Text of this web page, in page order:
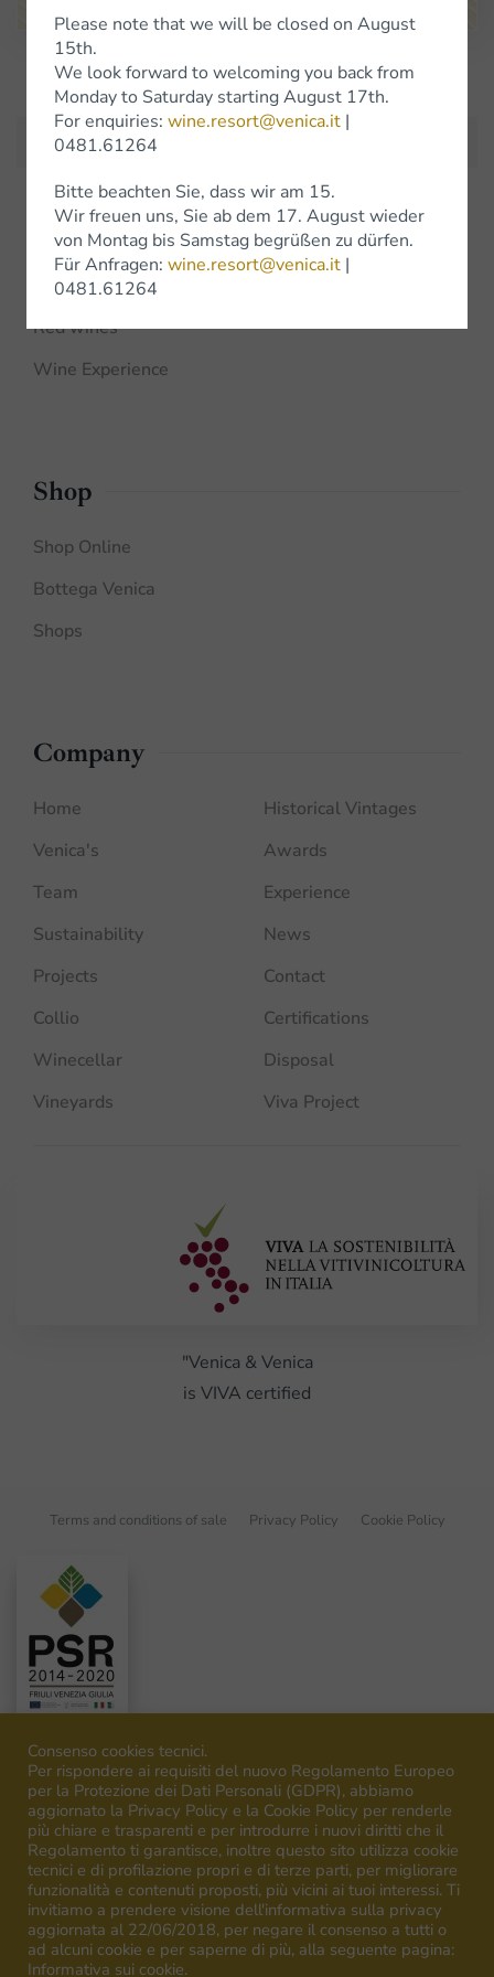
Subscribe to Newsletter
Wines
White wines
Red wines
Wine Experience
Shop
Shop Online
Bottega Venica
Shops
Company
Home
Venica's
Team
Sustainability
Projects
Collio
Winecellar
Vineyards
Historical Vintages
Awards
Experience
News
Contact
Certifications
Disposal
Viva Project
"Venica & Venica
is VIVA certified
Terms and conditions of sale Privacy Policy Cookie Policy
©2026Venica&Venica. All rights reserved. P.I. IT00492040316
Campagna finanziata ai sensi del regolamento UE n.1308/13
Consenso cookies tecnici.
Per rispondere ai requisiti del nuovo Regolamento Europeo
per la Protezione dei Dati Personali (GDPR), abbiamo
aggiornato la Privacy Policy e la Cookie Policy per renderle
più chiare e trasparenti e per introdurre i nuovi diritti che il
Regolamento ti garantisce, inoltre questo sito utilizza cookie
tecnici e di profilazione propri e di terze parti, per migliorare
funzionalità e contenuti proposti, più vicini ai tuoi interessi. Ti
invitiamo a prendere visione dell'informativa sulla privacy
aggiornata al 22/06/2018, per negare il consenso a tutti o
ad alcuni cookie e per saperne di più, alla seguente pagina:
Informativa sui cookie.
Please note that we will be closed on August
15th.
We look forward to welcoming you back from
Monday to Saturday starting August 17th.
For enquiries: wine.resort@venica.it |
0481.61264
Bitte beachten Sie, dass wir am 15.
Wir freuen uns, Sie ab dem 17. August wieder
von Montag bis Samstag begrüßen zu dürfen.
Für Anfragen: wine.resort@venica.it |
0481.61264